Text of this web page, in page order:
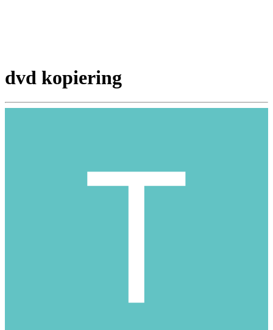
dvd kopiering